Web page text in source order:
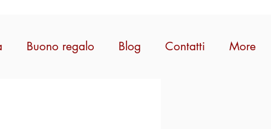
Buono regalo Blog Contatti More